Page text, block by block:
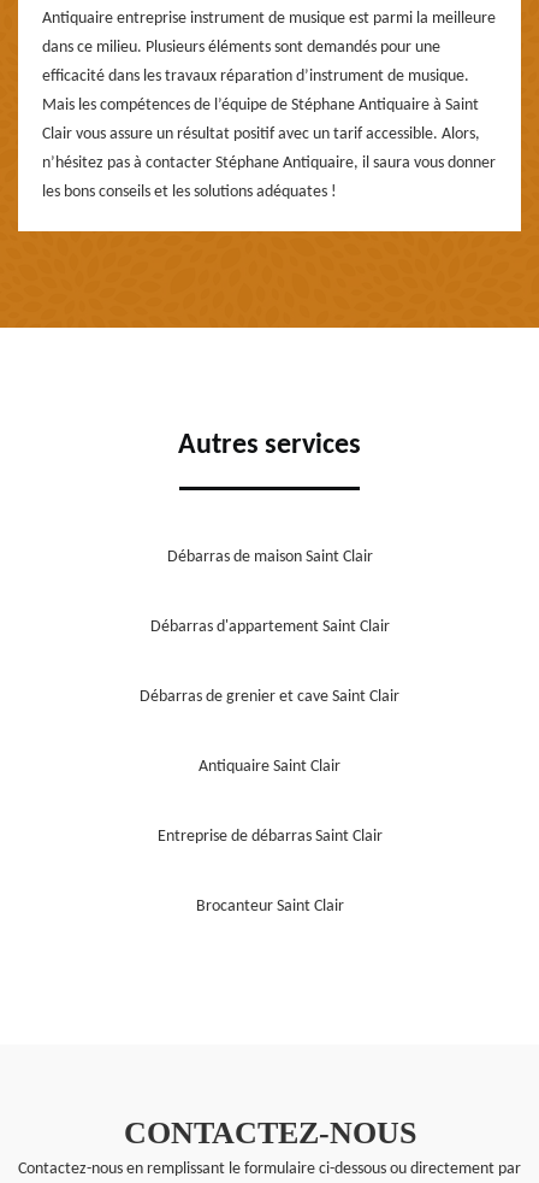
Antiquaire entreprise instrument de musique est parmi la meilleure
dans ce milieu. Plusieurs éléments sont demandés pour une
efficacité dans les travaux réparation d’instrument de musique.
Mais les compétences de l’équipe de Stéphane Antiquaire à Saint
Clair vous assure un résultat positif avec un tarif accessible. Alors,
n’hésitez pas à contacter Stéphane Antiquaire, il saura vous donner
les bons conseils et les solutions adéquates !
Autres services
Débarras de maison Saint Clair
Débarras d'appartement Saint Clair
Débarras de grenier et cave Saint Clair
Antiquaire Saint Clair
Entreprise de débarras Saint Clair
Brocanteur Saint Clair
CONTACTEZ-NOUS
Contactez-nous en remplissant le formulaire ci-dessous ou directement par